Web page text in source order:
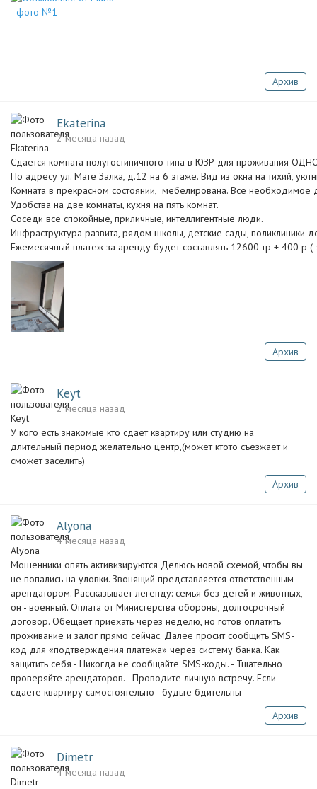
Архив
Ekaterina
2 месяца назад
Сдается комната полугостиничного типа в ЮЗР для проживания
По адресу ул. Мате Залка, д.12 на 6 этаже. Вид из окна на тихий,
Комната в прекрасном состоянии, мебелирована. Все необходимое
Удобства на две комнаты, кухня на пять комнат.
Соседи все спокойные, приличные, интеллигентные люди.
Инфраструктура развита, рядом школы, детские сады,
Ежемесячный платеж за аренду будет составлять 12600 тр + 400 р
Архив
Keyt
2 месяца назад
У кого есть знакомые кто сдает квартиру или студию на
длительный период желательно центр,(может ктото съезжает и
сможет заселить)
Архив
Alyona
4 месяца назад
Мошенники опять активизируются Делюсь новой схемой, чтобы вы
не попались на уловки. Звонящий представляется ответственным
арендатором. Рассказывает легенду: семья без детей и животных,
он - военный. Оплата от Министерства обороны, долгосрочный
договор. Обещает приехать через неделю, но готов оплатить
проживание и залог прямо сейчас. Далее просит сообщить SMS-
код для «подтверждения платежа» через систему банка. Как
защитить себя - Никогда не сообщайте SMS-коды. - Тщательно
проверяйте арендаторов. - Проводите личную встречу. Если
сдаете квартиру самостоятельно - будьте бдительны
Архив
Dimetr
4 месяца назад